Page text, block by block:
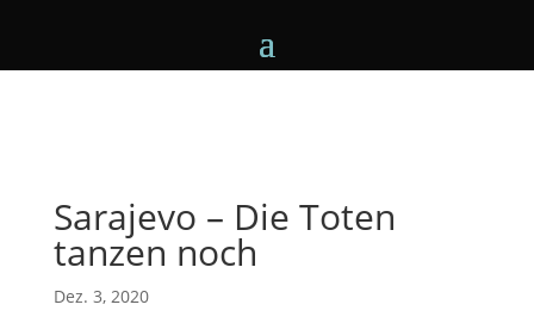
Sarajevo – Die Toten
tanzen noch
Dez. 3, 2020